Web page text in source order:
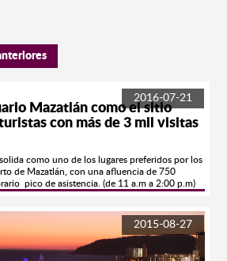
2016-07-21
Mazatlán como el sitio
con más de 3 mil visitas
como uno de los lugares preferidos por los
de Mazatlán, con una afluencia de 750
pico de asistencia. (de 11 a.m a 2:00 p.m)
huéspedes, quienes disfrutan de cada una de
Lobos Marinos, Buceo, Aves Tropicales, y
Chavarín, Director de este Centro familiar,
se han aumentado de 5 a 6
2015-08-27